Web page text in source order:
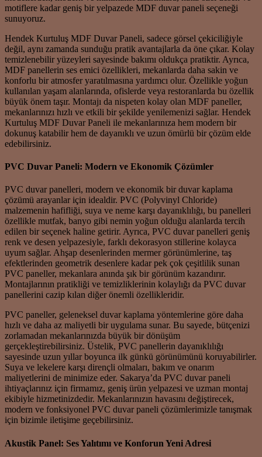
motiflere kadar geniş bir yelpazede MDF duvar paneli seçeneği
sunuyoruz.
Hendek Kurtuluş MDF Duvar Paneli, sadece görsel çekiciliğiyle
değil, aynı zamanda sunduğu pratik avantajlarla da öne çıkar. Kolay
temizlenebilir yüzeyleri sayesinde bakımı oldukça pratiktir. Ayrıca,
MDF panellerin ses emici özellikleri, mekanlarda daha sakin ve
konforlu bir atmosfer yaratılmasına yardımcı olur. Özellikle yoğun
kullanılan yaşam alanlarında, ofislerde veya restoranlarda bu özellik
büyük önem taşır. Montajı da nispeten kolay olan MDF paneller,
mekanlarınızı hızlı ve etkili bir şekilde yenilemenizi sağlar. Hendek
Kurtuluş MDF Duvar Paneli ile mekanlarınıza hem modern bir
dokunuş katabilir hem de dayanıklı ve uzun ömürlü bir çözüm elde
edebilirsiniz.
PVC Duvar Paneli: Modern ve Ekonomik Çözümler
PVC duvar panelleri, modern ve ekonomik bir duvar kaplama
çözümü arayanlar için idealdir. PVC (Polyvinyl Chloride)
malzemenin hafifliği, suya ve neme karşı dayanıklılığı, bu panelleri
özellikle mutfak, banyo gibi nemin yoğun olduğu alanlarda tercih
edilen bir seçenek haline getirir. Ayrıca, PVC duvar panelleri geniş
renk ve desen yelpazesiyle, farklı dekorasyon stillerine kolayca
uyum sağlar. Ahşap desenlerinden mermer görünümlerine, taş
efektlerinden geometrik desenlere kadar pek çok çeşitlilik sunan
PVC paneller, mekanlara anında şık bir görünüm kazandırır.
Montajlarının pratikliği ve temizliklerinin kolaylığı da PVC duvar
panellerini cazip kılan diğer önemli özellikleridir.
PVC paneller, geleneksel duvar kaplama yöntemlerine göre daha
hızlı ve daha az maliyetli bir uygulama sunar. Bu sayede, bütçenizi
zorlamadan mekanlarınızda büyük bir dönüşüm
gerçekleştirebilirsiniz. Üstelik, PVC panellerin dayanıklılığı
sayesinde uzun yıllar boyunca ilk günkü görünümünü koruyabilirler.
Suya ve lekelere karşı dirençli olmaları, bakım ve onarım
maliyetlerini de minimize eder. Sakarya’da PVC duvar paneli
ihtiyaçlarınız için firmamız, geniş ürün yelpazesi ve uzman montaj
ekibiyle hizmetinizdedir. Mekanlarınızın havasını değiştirecek,
modern ve fonksiyonel PVC duvar paneli çözümlerimizle tanışmak
için bizimle iletişime geçebilirsiniz.
Akustik Panel: Ses Yalıtımı ve Konforun Yeni Adresi